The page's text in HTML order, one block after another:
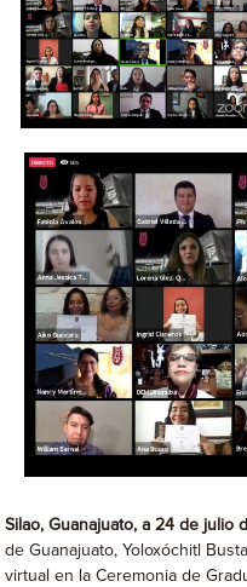
Silao, Guanajuato, a 24 de julio
de Guanajuato, Yoloxóchitl
virtual en la Ceremonia de